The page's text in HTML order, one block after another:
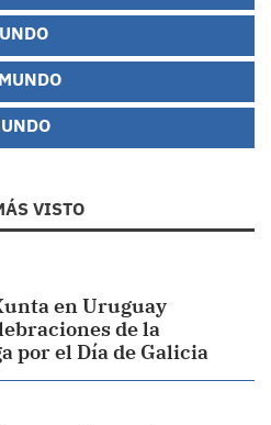
VISTO
en Uruguay
de la
por el Día de Galicia